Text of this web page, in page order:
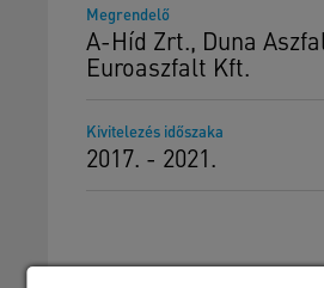
Megrendelő
A-Híd Zrt., Duna
Euroaszfalt Kft.
Kivitelezés időszaka
2017. - 2021.